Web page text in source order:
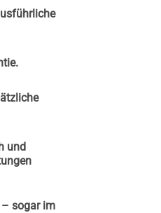
und
– sogar im